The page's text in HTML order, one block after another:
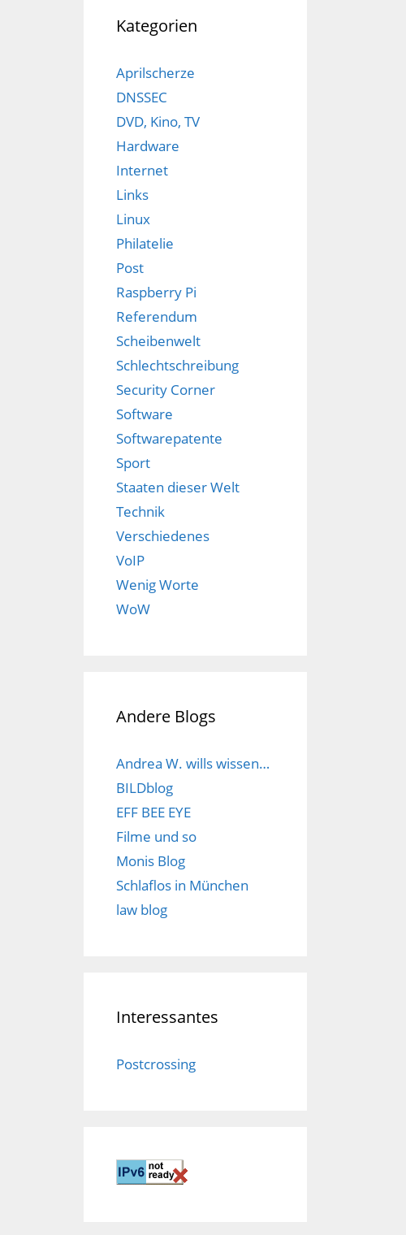
Kategorien
Aprilscherze
DNSSEC
DVD, Kino, TV
Hardware
Internet
Links
Linux
Philatelie
Post
Raspberry Pi
Referendum
Scheibenwelt
Schlechtschreibung
Security Corner
Software
Softwarepatente
Sport
Staaten dieser Welt
Technik
Verschiedenes
VoIP
Wenig Worte
WoW
Andere Blogs
Andrea W. wills wissen…
BILDblog
EFF BEE EYE
Filme und so
Monis Blog
Schlaflos in München
law blog
Interessantes
Postcrossing